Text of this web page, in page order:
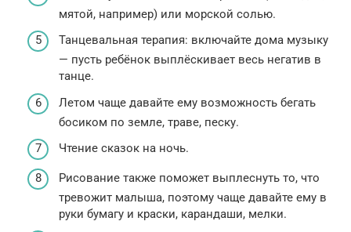
мятой, например) или морской солью.
Танцевальная терапия: включайте дома музыку
— пусть ребёнок выплёскивает весь негатив в
танце.
Летом чаще давайте ему возможность бегать
босиком по земле, траве, песку.
Чтение сказок на ночь.
Рисование также поможет выплеснуть то, что
тревожит малыша, поэтому чаще давайте ему в
руки бумагу и краски, карандаши, мелки.